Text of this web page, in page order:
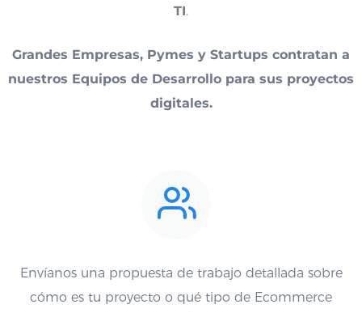
TI.
Grandes Empresas, Pymes y Startups contratan a
nuestros Equipos de Desarrollo para sus proyectos
digitales.
Envíanos una propuesta de trabajo detallada sobre
cómo es tu proyecto o qué tipo de Ecommerce